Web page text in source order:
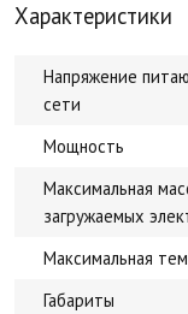
Характеристики
Напряжение
сети
Мощность
Максимальная
загружаемых
Максимальная
Габариты